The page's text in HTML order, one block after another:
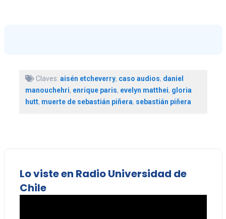
Claves: aisén etcheverry, caso audios, daniel
manouchehri, enrique paris, evelyn matthei, gloria
hutt, muerte de sebastián piñera, sebastián piñera
Lo viste en Radio Universidad de
Chile